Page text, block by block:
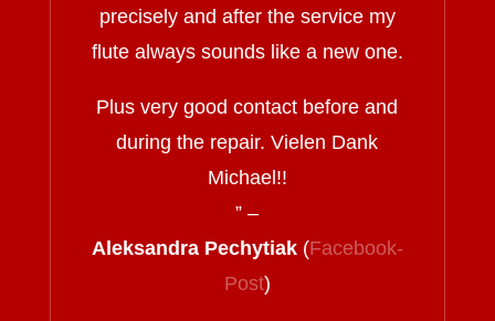
precisely and after the service my
flute always sounds like a new one.
Plus very good contact before and
during the repair. Vielen Dank
Michael!!
” –
Aleksandra Pechytiak(Facebook-
Post)